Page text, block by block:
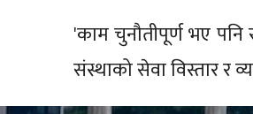
'काम चुनौतीपूर्ण भए
संस्थाको सेवा विस्तार र